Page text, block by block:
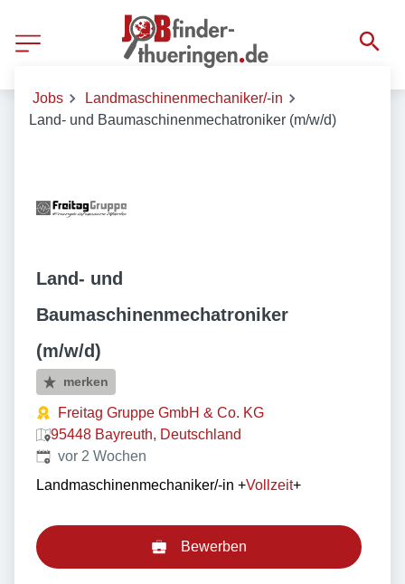
Jobs
Landmaschinenmechaniker/-in
Land- und Baumaschinenmechatroniker (m/w/d)
Land- und
Baumaschinenmechatroniker
(m/w/d)
merken
Freitag Gruppe GmbH & Co. KG
95448 Bayreuth, Deutschland
Veröffentlicht:
vor 2 Wochen
Landmaschinenmechaniker/-in +Vollzeit+
Bewerben